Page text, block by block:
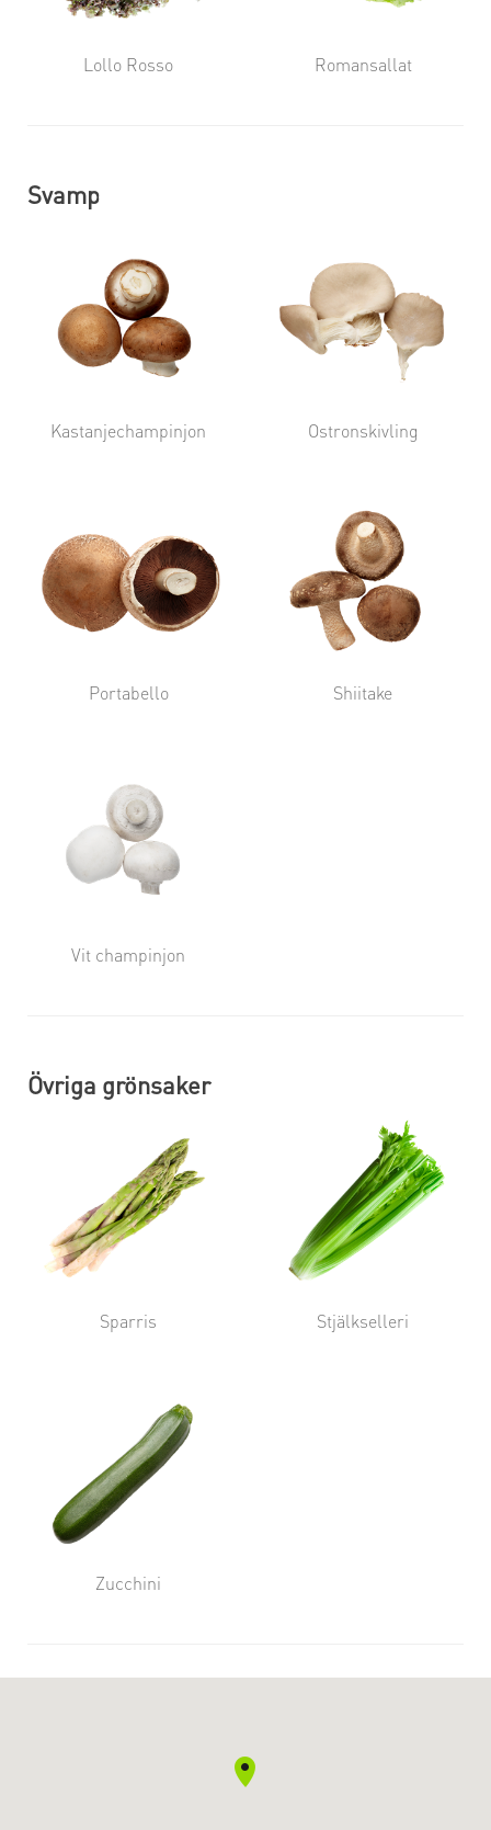
Lollo Rosso Romansallat
Svamp
Kastanjechampinjon Ostronskivling
Portabello Shiitake
Vit champinjon
Övriga grönsaker
Sparris Stjälkselleri
Zucchini